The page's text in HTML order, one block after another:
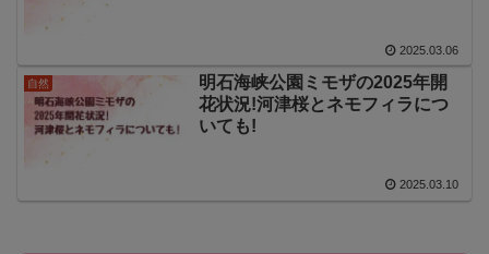
2025.03.06
自然
明石海峡公園ミモザの2025年開
花状況!河津桜とネモフィラにつ
いても!
2025.03.10